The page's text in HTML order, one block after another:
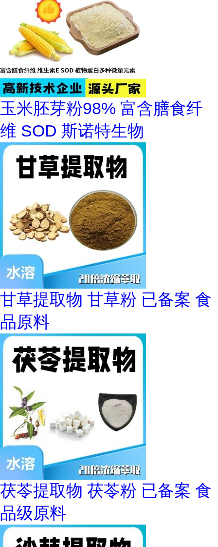
玉米胚芽粉98% 富含膳食纤
维 SOD 斯诺特生物
甘草提取物 甘草粉 已备案 食
品原料
茯苓提取物 茯苓粉 已备案 食
品级原料